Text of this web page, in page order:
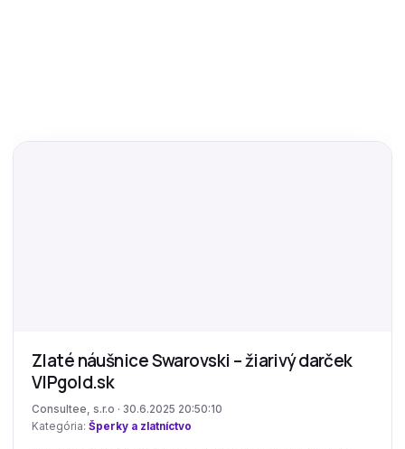
Zlaté náušnice Swarovski – žiarivý darček
VIPgold.sk
Consultee, s.r.o · 30.6.2025 20:50:10
Kategória: Šperky a zlatníctvo